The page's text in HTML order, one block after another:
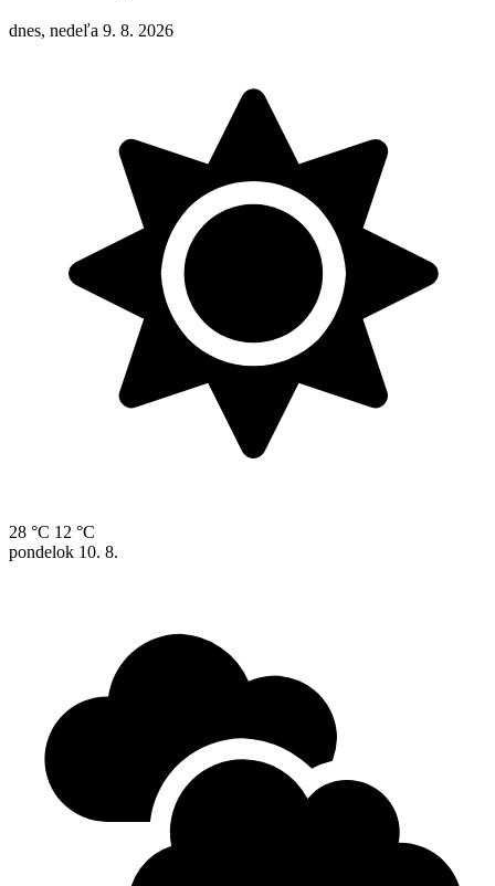
dnes, nedeľa 9. 8. 2026
28 °C 12 °C
pondelok 10. 8.